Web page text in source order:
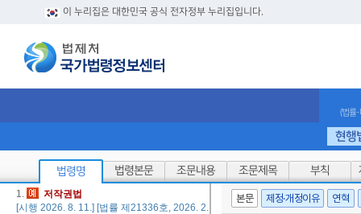
이 누리집은 대한민국 공식 전자정부 누리집입니다.
(법률
현행
법령명 법령본문 조문내용 조문제목 부칙
1. 저작권법
[시행 2026. 8. 11.] [법률 제21336호, 2026. 2. 10., 일부개정]
본문 제정·개정이유 연혁